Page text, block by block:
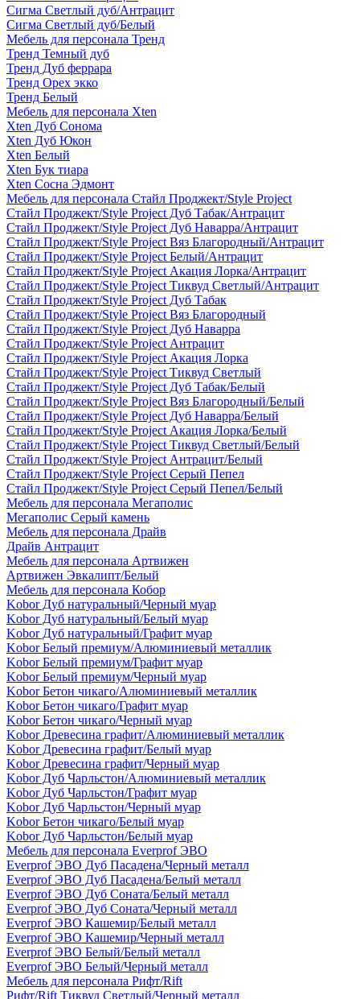
Сигма Светлый дуб/Антрацит
Сигма Светлый дуб/Белый
Мебель для персонала Тренд
Тренд Темный дуб
Тренд Дуб феррара
Тренд Орех экко
Тренд Белый
Мебель для персонала Xten
Xten Дуб Сонома
Xten Дуб Юкон
Xten Белый
Xten Бук тиара
Xten Сосна Эдмонт
Мебель для персонала Стайл Проджект/Style Project
Стайл Проджект/Style Project Дуб Табак/Антрацит
Стайл Проджект/Style Project Дуб Наварра/Антрацит
Стайл Проджект/Style Project Вяз Благородный/Антрацит
Стайл Проджект/Style Project Белый/Антрацит
Стайл Проджект/Style Project Акация Лорка/Антрацит
Стайл Проджект/Style Project Тиквуд Светлый/Антрацит
Стайл Проджект/Style Project Дуб Табак
Стайл Проджект/Style Project Вяз Благородный
Стайл Проджект/Style Project Дуб Наварра
Стайл Проджект/Style Project Антрацит
Стайл Проджект/Style Project Акация Лорка
Стайл Проджект/Style Project Тиквуд Светлый
Стайл Проджект/Style Project Дуб Табак/Белый
Стайл Проджект/Style Project Вяз Благородный/Белый
Стайл Проджект/Style Project Дуб Наварра/Белый
Стайл Проджект/Style Project Акация Лорка/Белый
Стайл Проджект/Style Project Тиквуд Светлый/Белый
Стайл Проджект/Style Project Антрацит/Белый
Стайл Проджект/Style Project Серый Пепел
Стайл Проджект/Style Project Серый Пепел/Белый
Мебель для персонала Мегаполис
Мегаполис Серый камень
Мебель для персонала Драйв
Драйв Антрацит
Мебель для персонала Артвижен
Артвижен Эвкалипт/Белый
Мебель для персонала Кобор
Kobor Дуб натуральный/Черный муар
Kobor Дуб натуральный/Белый муар
Kobor Дуб натуральный/Графит муар
Kobor Белый премиум/Алюминиевый металлик
Kobor Белый премиум/Графит муар
Kobor Белый премиум/Черный муар
Kobor Бетон чикаго/Алюминиевый металлик
Kobor Бетон чикаго/Графит муар
Kobor Бетон чикаго/Черный муар
Kobor Древесина графит/Алюминиевый металлик
Kobor Древесина графит/Белый муар
Kobor Древесина графит/Черный муар
Kobor Дуб Чарльстон/Алюминиевый металлик
Kobor Дуб Чарльстон/Графит муар
Kobor Дуб Чарльстон/Черный муар
Kobor Бетон чикаго/Белый муар
Kobor Дуб Чарльстон/Белый муар
Мебель для персонала Everprof ЭВО
Everprof ЭВО Дуб Пасадена/Черный металл
Everprof ЭВО Дуб Пасадена/Белый металл
Everprof ЭВО Дуб Соната/Белый металл
Everprof ЭВО Дуб Соната/Черный металл
Everprof ЭВО Кашемир/Белый металл
Everprof ЭВО Кашемир/Черный металл
Everprof ЭВО Белый/Белый металл
Everprof ЭВО Белый/Черный металл
Мебель для персонала Рифт/Rift
Рифт/Rift Тиквуд Светлый/Черный металл